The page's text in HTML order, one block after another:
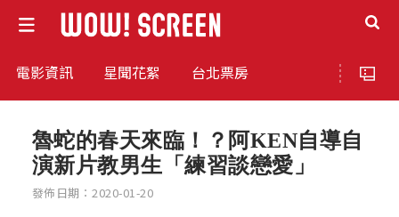
電影資訊 星聞花絮 台北票房
魯蛇的春天來臨！？阿KEN自導自
演新片教男生「練習談戀愛」
發佈日期：2020-01-20